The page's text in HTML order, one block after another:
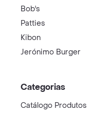
Bob's
Patties
Kibon
Jerónimo Burger
Categorias
Catálogo Produtos